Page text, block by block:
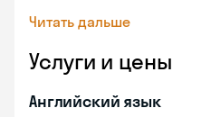
Читать дальше
Услуги и цены
Английский язык